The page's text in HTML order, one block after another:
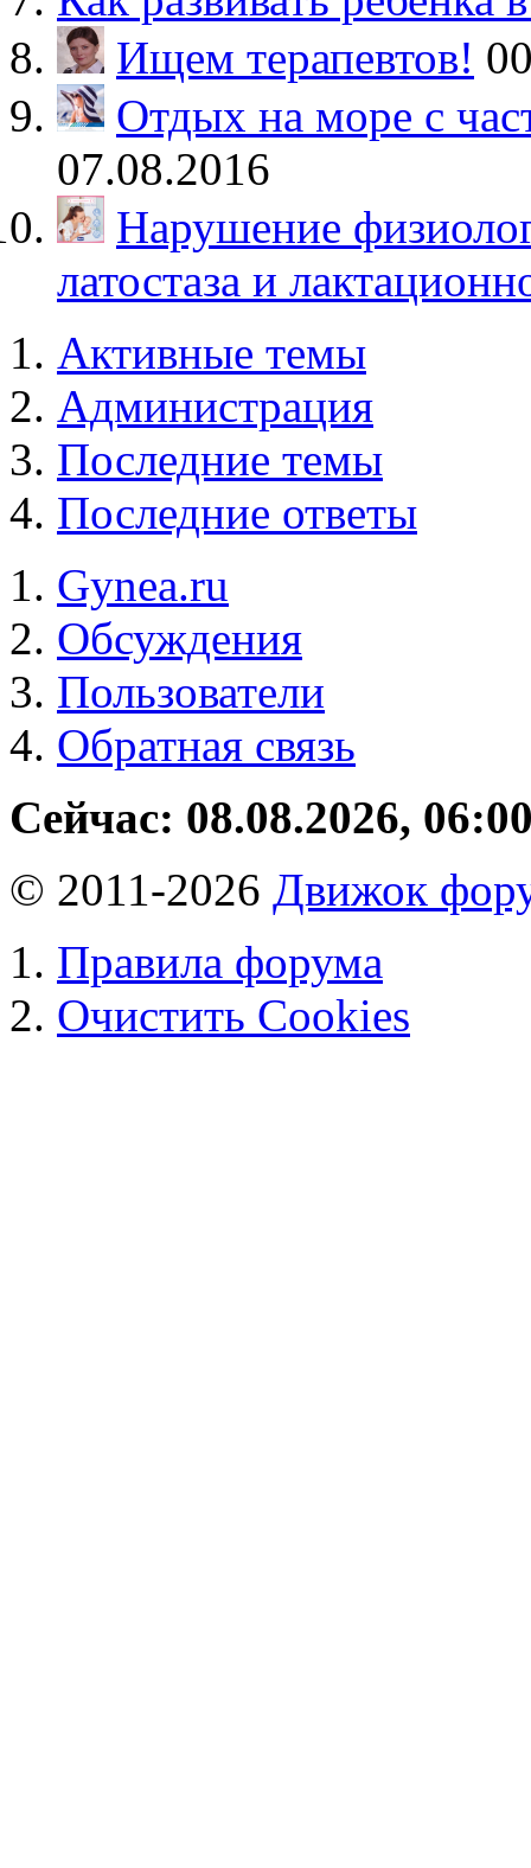
Ищем терапевтов!
Отдых на море с
07.08.2016
Нарушение
латостаза и
Активные темы
Администрация
Последние темы
Последние ответы
Gynea.ru
Обсуждения
Пользователи
Обратная связь
Сейчас: 08.08.2026,
© 2011-2026 Движок
Правила форума
Очистить Cookies